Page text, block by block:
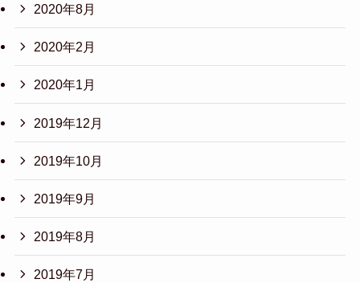
2020年8月
2020年2月
2020年1月
2019年12月
2019年10月
2019年9月
2019年8月
2019年7月